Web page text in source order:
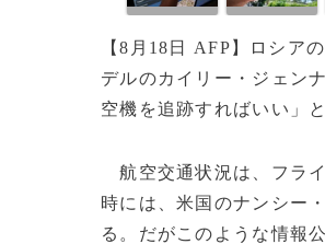
【8月18日 AFP】ロシア
デルのカイリー・ジェン
空機を追跡すればいい」
航空交通状況は、フラ
時には、米国のナンシー
る。だがこのような情報